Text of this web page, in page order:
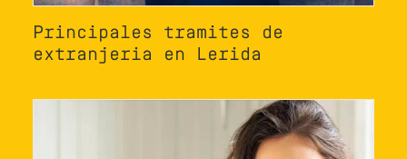
Principales tramites de
extranjeria en Lerida